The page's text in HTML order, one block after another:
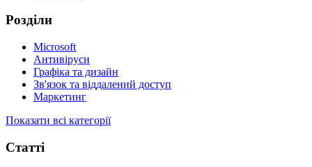
Розділи
Microsoft
Антивіруси
Графіка та дизайн
Зв'язок та віддалений доступ
Маркетинг
Показати всі категорії
Статті